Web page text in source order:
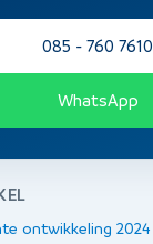
ontwikkeling 2024
085 - 760 7610
WhatsApp